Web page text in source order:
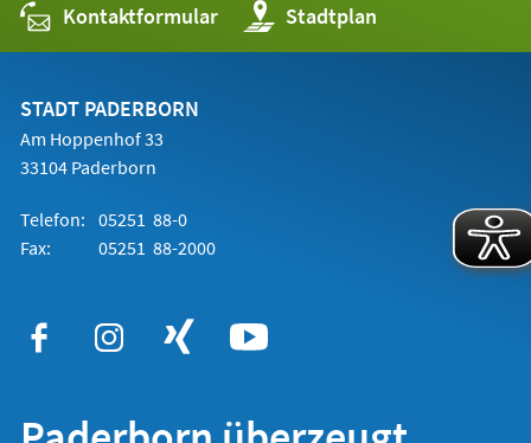
Kontaktformular Stadtplan
(Öffnet
in
einem
STADT PADERBORN
Am Hoppenhof 33
33104 Paderborn
Telefon: 05251 88-0
Fax:
05251 88-2000